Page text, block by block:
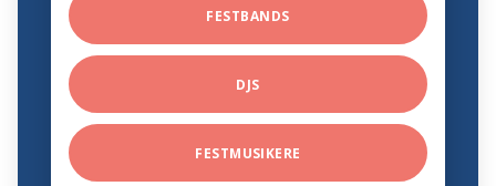
FESTBANDS
DJS
FESTMUSIKERE